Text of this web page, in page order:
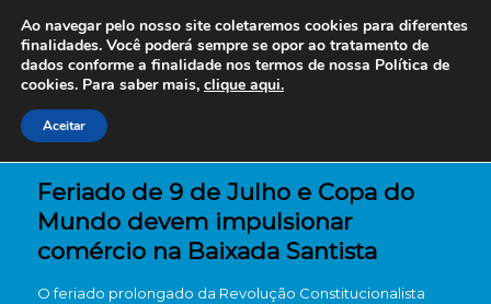
Feriado de 9 de Julho e Copa do
Mundo devem impulsionar
comércio na Baixada Santista
O feriado prolongado da Revolução Constitucionalista
Ao navegar pelo nosso site coletaremos cookies para diferentes
finalidades. Você poderá sempre se opor ao tratamento de
dados conforme a finalidade nos termos de nossa Política de
cookies. Para saber mais, clique aqui.
Aceitar